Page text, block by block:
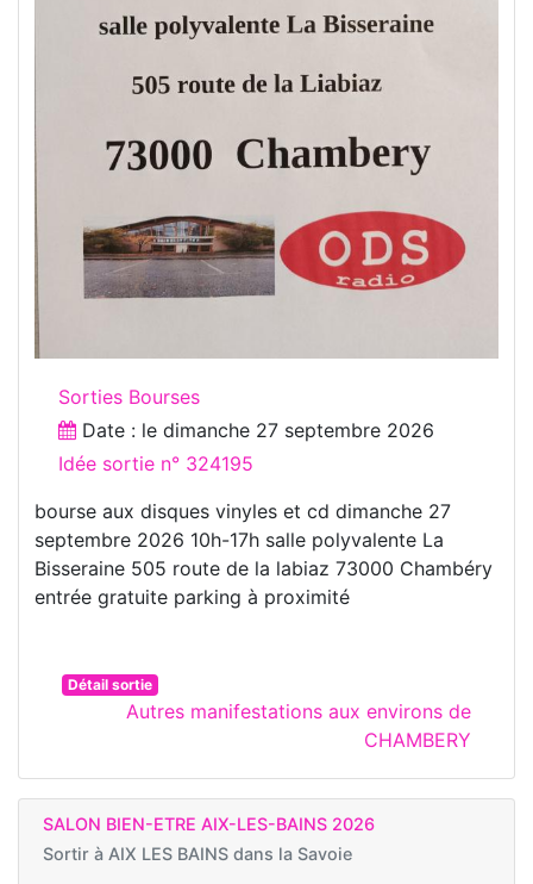
Sorties Bourses
Date : le dimanche 27 septembre 2026
Idée sortie n° 324195
bourse aux disques vinyles et cd dimanche 27
septembre 2026 10h-17h salle polyvalente La
Bisseraine 505 route de la labiaz 73000 Chambéry
entrée gratuite parking à proximité
Détail sortie
Autres manifestations aux environs de
CHAMBERY
SALON BIEN-ETRE AIX-LES-BAINS 2026
Sortir à AIX LES BAINS dans la Savoie